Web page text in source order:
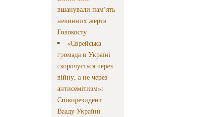
вшанували пам’ять
невинних жертв
Голокосту
«Єврейська
громада в Україні
скорочується через
війну, а не через
антисемітизм»:
Співпрезидент
Вааду України